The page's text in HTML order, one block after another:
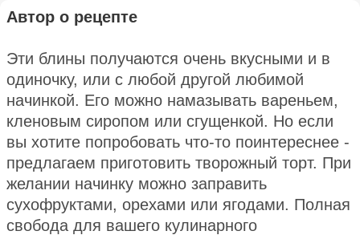
Автор о рецепте
Эти блины получаются очень вкусными и в
одиночку, или с любой другой любимой
начинкой. Его можно намазывать вареньем,
кленовым сиропом или сгущенкой. Но если
вы хотите попробовать что-то поинтереснее -
предлагаем приготовить творожный торт. При
желании начинку можно заправить
сухофруктами, орехами или ягодами. Полная
свобода для вашего кулинарного